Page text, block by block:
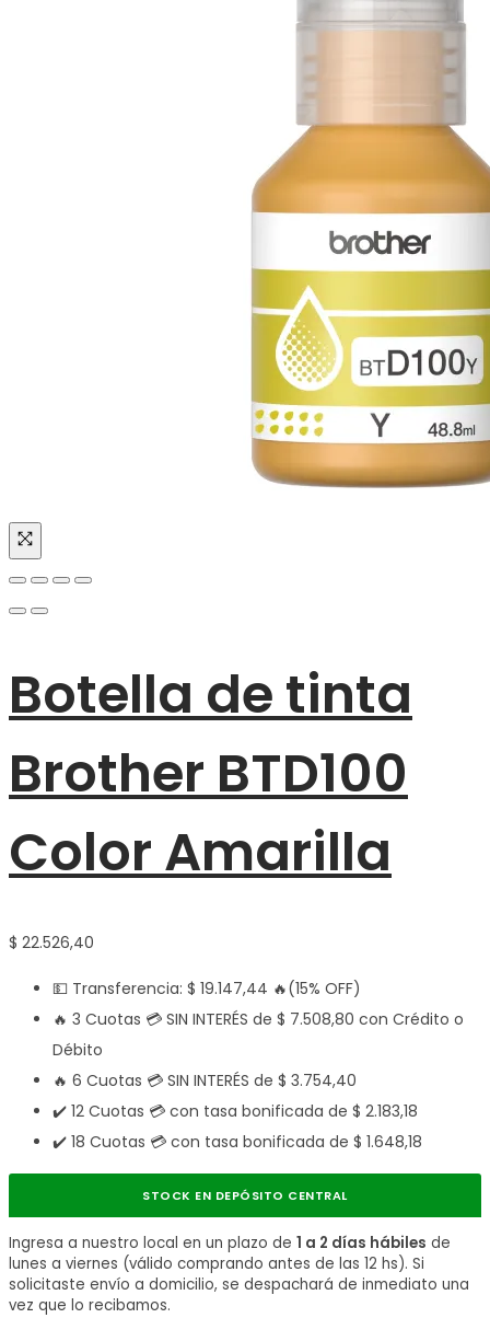
Botella de tinta
Brother BTD100
Color Amarilla
$ 22.526,40
💵 Transferencia: $ 19.147,44 🔥(15% OFF)
🔥 3 Cuotas 💳 SIN INTERÉS de $ 7.508,80 con Crédito o
Débito
🔥 6 Cuotas 💳 SIN INTERÉS de $ 3.754,40
✔️ 12 Cuotas 💳 con tasa bonificada de $ 2.183,18
✔️ 18 Cuotas 💳 con tasa bonificada de $ 1.648,18
STOCK EN DEPÓSITO CENTRAL
Ingresa a nuestro local en un plazo de 1 a 2 días hábiles de
lunes a viernes (válido comprando antes de las 12 hs). Si
solicitaste envío a domicilio, se despachará de inmediato una
vez que lo recibamos.